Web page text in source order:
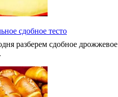
сдобное тесто
разберем сдобное дрожжевое